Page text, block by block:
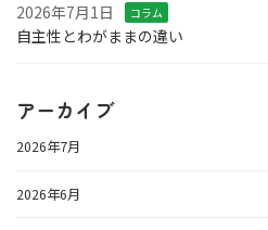
2026年7月1日 コラム
自主性とわがままの違い
アーカイブ
2026年7月
2026年6月